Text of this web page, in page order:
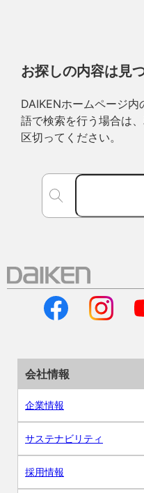
お探しの内容は見
DAIKENホームページ
語で検索を行う場合は
区切ってください。
会社情報
企業情報
サステナビリティ
採用情報